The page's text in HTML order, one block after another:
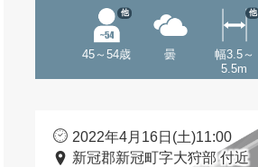
45～54歳
他
曇
幅3.5～
5.5m
他
2022年4月16日(土)11:00
新冠郡新冠町字大狩部 付近